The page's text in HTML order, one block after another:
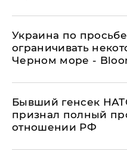
Украина по
ограничивать
Черном море -
Бывший генсек
признал полный
отношении РФ